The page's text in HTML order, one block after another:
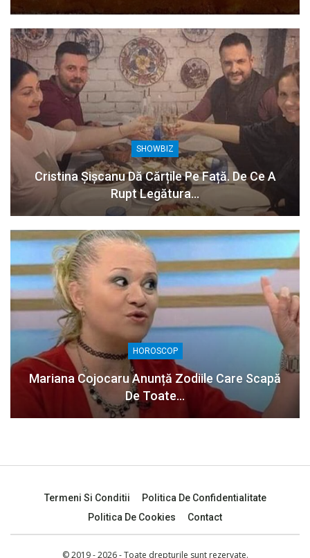
SHOWBIZ
Cristina Șișcanu Dă Cărțile Pe Față. De Ce A
Rupt Legătura…
HOROSCOP
Mariana Cojocaru Anunță Zodiile Care Scapă
De Toate…
Termeni Si Conditii
Politica De Confidentialitate
Politica De Cookies
Contact
© 2019 - 2026 - Toate drepturile sunt rezervate.